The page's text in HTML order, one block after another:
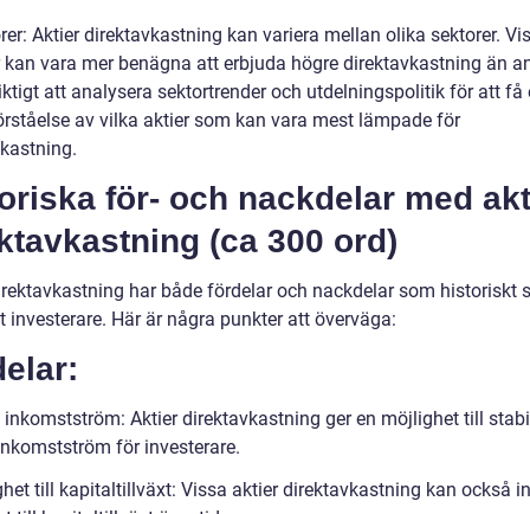
Aktier direktavkastning kan variera mellan olika sektorer.
kan vara mer benägna att erbjuda högre direktavkastning än
att analysera sektortrender och utdelningspolitik för att få
av vilka aktier som kan vara mest lämpade för
för- och nackdelar med
(ca 300 ord)
har både fördelar och nackdelar som historiskt
investerare. Här är några punkter att överväga:
Aktier direktavkastning ger en möjlighet till
för investerare.
till kapitaltillväxt: Vissa aktier direktavkastning kan också